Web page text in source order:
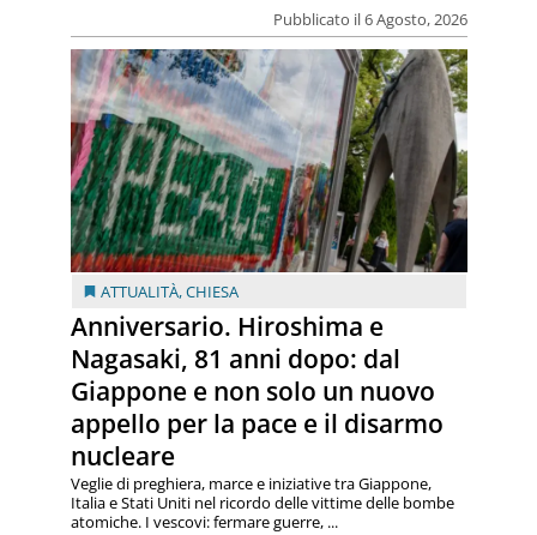
Pubblicato il 6 Agosto, 2026
ATTUALITÀ,CHIESA
Anniversario. Hiroshima e
Nagasaki, 81 anni dopo: dal
Giappone e non solo un nuovo
appello per la pace e il disarmo
nucleare
Veglie di preghiera, marce e iniziative tra Giappone,
Italia e Stati Uniti nel ricordo delle vittime delle bombe
atomiche. I vescovi: fermare guerre, ...